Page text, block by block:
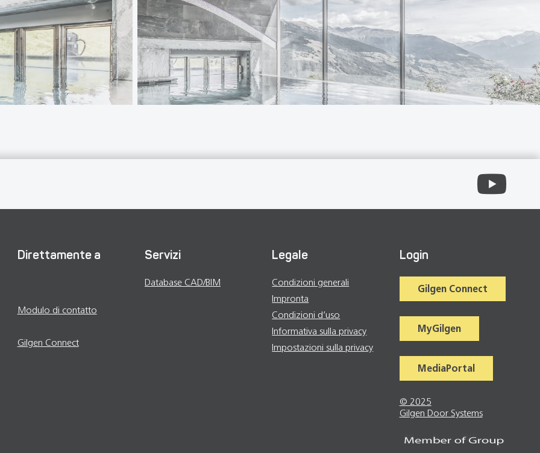
Direttamente a
Modulo di contatto
Gilgen Connect
Servizi
Database CAD/BIM
Legale
Condizioni generali
Impronta
Condizioni d’uso
Informativa sulla privacy
Impostazioni sulla privacy
Login
Gilgen Connect
MyGilgen
MediaPortal
© 2025
Gilgen Door Systems